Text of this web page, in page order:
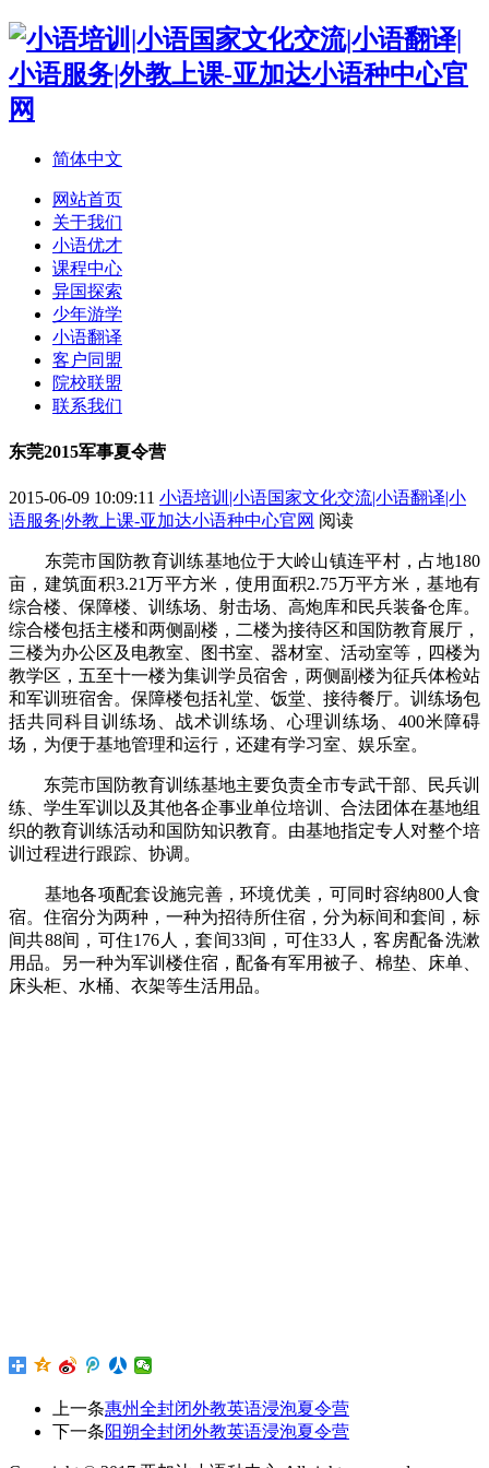
简体中文
网站首页
关于我们
小语优才
课程中心
异国探索
少年游学
小语翻译
客户同盟
院校联盟
联系我们
东莞2015军事夏令营
2015-06-09 10:09:11 小语培训|小语国家文化交流|小语翻译|小
语服务|外教上课-亚加达小语种中心官网 阅读
东莞市国防教育训练基地位于大岭山镇连平村，占地180
亩，建筑面积3.21万平方米，使用面积2.75万平方米，基地有
综合楼、保障楼、训练场、射击场、高炮库和民兵装备仓库。
综合楼包括主楼和两侧副楼，二楼为接待区和国防教育展厅，
三楼为办公区及电教室、图书室、器材室、活动室等，四楼为
教学区，五至十一楼为集训学员宿舍，两侧副楼为征兵体检站
和军训班宿舍。保障楼包括礼堂、饭堂、接待餐厅。训练场包
括共同科目训练场、战术训练场、心理训练场、400米障碍
场，为便于基地管理和运行，还建有学习室、娱乐室。
东莞市国防教育训练基地主要负责全市专武干部、民兵训
练、学生军训以及其他各企事业单位培训、合法团体在基地组
织的教育训练活动和国防知识教育。由基地指定专人对整个培
训过程进行跟踪、协调。
基地各项配套设施完善，环境优美，可同时容纳800人食
宿。住宿分为两种，一种为招待所住宿，分为标间和套间，标
间共88间，可住176人，套间33间，可住33人，客房配备洗漱
用品。另一种为军训楼住宿，配备有军用被子、棉垫、床单、
床头柜、水桶、衣架等生活用品。
上一条惠州全封闭外教英语浸泡夏令营
下一条阳朔全封闭外教英语浸泡夏令营